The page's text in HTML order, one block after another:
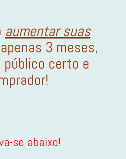
aumentar suas
3 meses,
público certo e
se abaixo!